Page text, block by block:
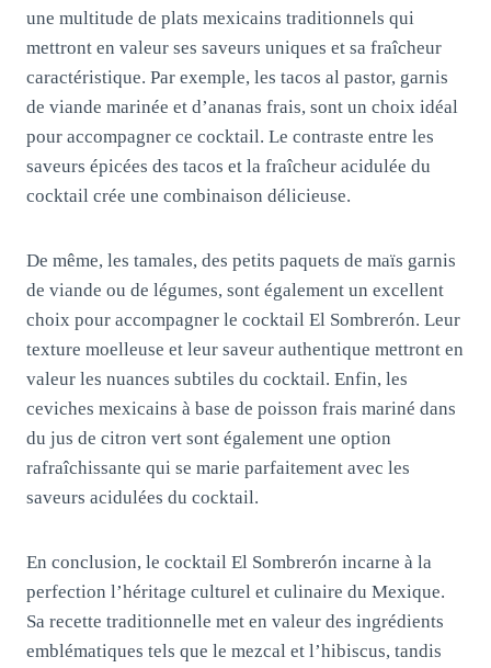
une multitude de plats mexicains traditionnels qui
mettront en valeur ses saveurs uniques et sa fraîcheur
caractéristique. Par exemple, les tacos al pastor, garnis
de viande marinée et d’ananas frais, sont un choix idéal
pour accompagner ce cocktail. Le contraste entre les
saveurs épicées des tacos et la fraîcheur acidulée du
cocktail crée une combinaison délicieuse.
De même, les tamales, des petits paquets de maïs garnis
de viande ou de légumes, sont également un excellent
choix pour accompagner le cocktail El Sombrerón. Leur
texture moelleuse et leur saveur authentique mettront en
valeur les nuances subtiles du cocktail. Enfin, les
ceviches mexicains à base de poisson frais mariné dans
du jus de citron vert sont également une option
rafraîchissante qui se marie parfaitement avec les
saveurs acidulées du cocktail.
En conclusion, le cocktail El Sombrerón incarne à la
perfection l’héritage culturel et culinaire du Mexique.
Sa recette traditionnelle met en valeur des ingrédients
emblématiques tels que le mezcal et l’hibiscus, tandis